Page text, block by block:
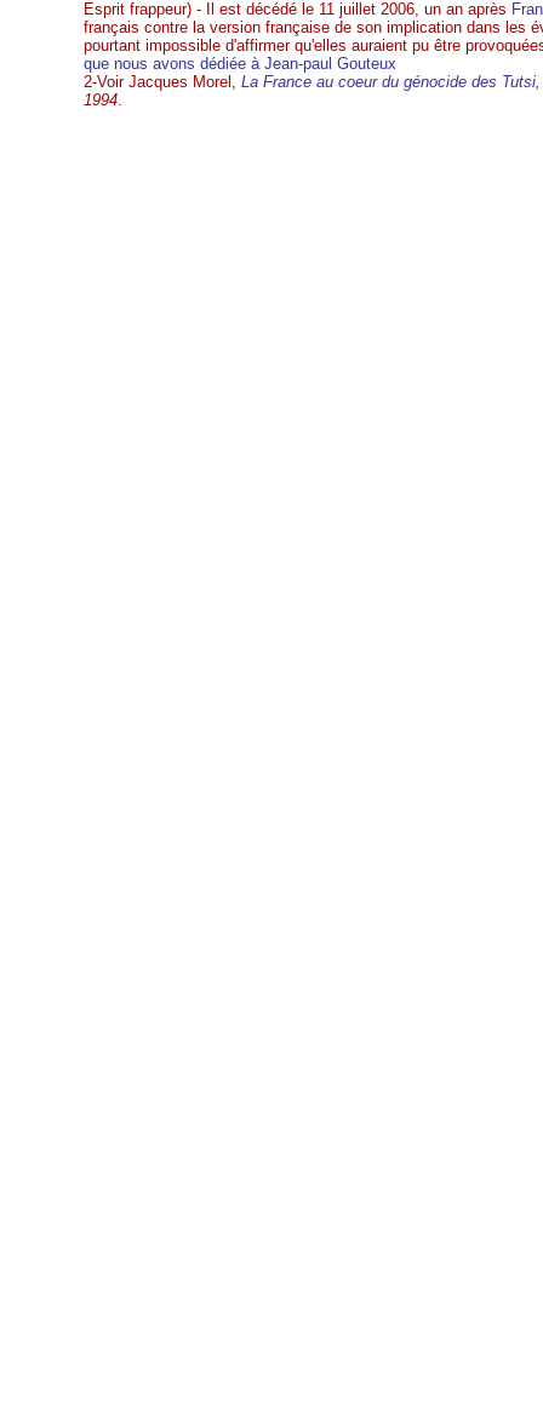
Esprit frappeur) - Il est décédé le 11 juillet 2006, un an après
français contre la version française de son implication dans les
pourtant impossible d'affirmer qu'elles auraient pu être
que nous avons dédiée à Jean-paul Gouteux
2-Voir Jacques Morel, La France au coeur du génocide des Tutsi
1994.